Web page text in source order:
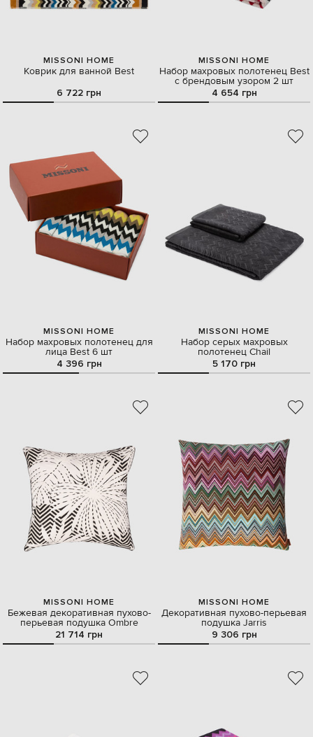
MISSONI HOME
Коврик для ванной Best
6 722 грн
MISSONI HOME
Набор махровых полотенец Best
с брендовым узором 2 шт
4 654 грн
MISSONI HOME
Набор махровых полотенец для
лица Best 6 шт
4 396 грн
MISSONI HOME
Набор серых махровых
полотенец Chail
5 170 грн
MISSONI HOME
Бежевая декоративная пухово-
перьевая подушка Ombre
21 714 грн
MISSONI HOME
Декоративная пухово-перьевая
подушка Jarris
9 306 грн